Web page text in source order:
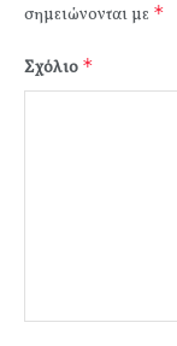
σημειώνονται με *
Σχόλιο *